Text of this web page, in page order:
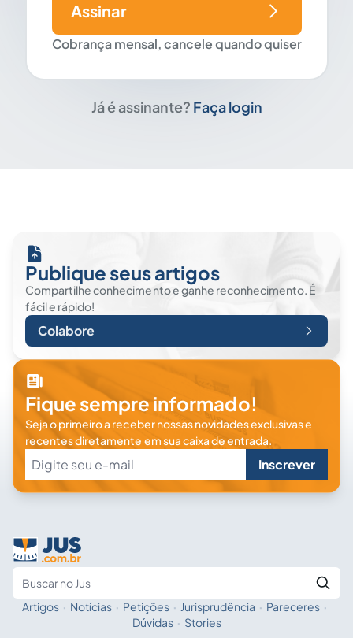
Cobrança mensal, cancele quando quiser
Assinar
Já é assinante? Faça login
Publique seus artigos
Compartilhe conhecimento e ganhe reconhecimento. É
fácil e rápido!
Colabore
Fique sempre informado!
Seja o primeiro a receber nossas novidades exclusivas e
recentes diretamente em sua caixa de entrada.
Inscrever
Fale com a IA
Artigos · Notícias · Petições · Jurisprudência · Pareceres ·
Dúvidas · Stories